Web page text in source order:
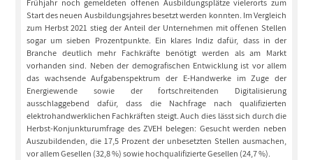
Start des neuen Ausbildungsjahres besetzt werden konnten. Im Vergleich
zum Herbst 2021 stieg der Anteil der Unternehmen mit offenen Stellen
sogar um sieben Prozentpunkte. Ein klares Indiz dafür, dass in der
Branche deutlich mehr Fachkräfte benötigt werden als am Markt
vorhanden sind. Neben der demografischen Entwicklung ist vor allem
das wachsende Aufgabenspektrum der E-Handwerke im Zuge der
Energiewende sowie der fortschreitenden Digitalisierung
ausschlaggebend dafür, dass die Nachfrage nach qualifizierten
elektrohandwerklichen Fachkräften steigt. Auch dies lässt sich durch die
Herbst-Konjunkturumfrage des ZVEH belegen: Gesucht werden neben
Auszubildenden, die 17,5 Prozent der unbesetzten Stellen ausmachen,
vor allem Gesellen (32,8 %) sowie hochqualifizierte Gesellen (24,7 %).